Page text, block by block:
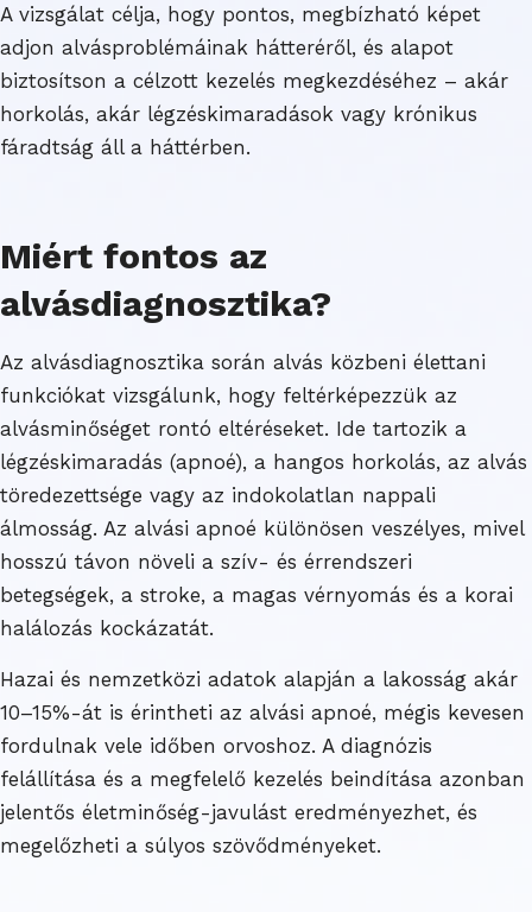
A vizsgálat célja, hogy pontos, megbízható képet
adjon alvásproblémáinak hátteréről, és alapot
biztosítson a célzott kezelés megkezdéséhez – akár
horkolás, akár légzéskimaradások vagy krónikus
fáradtság áll a háttérben.
Miért fontos az
alvásdiagnosztika?
Az alvásdiagnosztika során alvás közbeni élettani
funkciókat vizsgálunk, hogy feltérképezzük az
alvásminőséget rontó eltéréseket. Ide tartozik a
légzéskimaradás (apnoé), a hangos horkolás, az alvás
töredezettsége vagy az indokolatlan nappali
álmosság. Az alvási apnoé különösen veszélyes, mivel
hosszú távon növeli a szív- és érrendszeri
betegségek, a stroke, a magas vérnyomás és a korai
halálozás kockázatát.
Hazai és nemzetközi adatok alapján a lakosság akár
10–15%-át is érintheti az alvási apnoé, mégis kevesen
fordulnak vele időben orvoshoz. A diagnózis
felállítása és a megfelelő kezelés beindítása azonban
jelentős életminőség-javulást eredményezhet, és
megelőzheti a súlyos szövődményeket.